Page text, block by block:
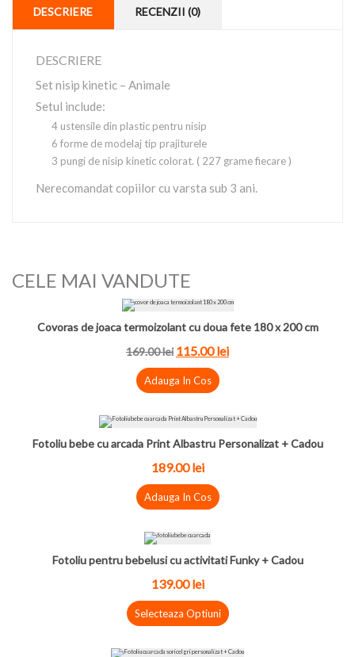
DESCRIERE RECENZII (0)
DESCRIERE
Set nisip kinetic – Animale
Setul include:
4 ustensile din plastic pentru nisip
6 forme de modelaj tip prajiturele
3 pungi de nisip kinetic colorat. ( 227 grame fiecare )
Nerecomandat copiilor cu varsta sub 3 ani.
CELE MAI VANDUTE
Covoras de joaca termoizolant cu doua fete 180 x 200 cm
169.00lei 115.00lei
Adauga In Cos
Fotoliu bebe cu arcada Print Albastru Personalizat + Cadou
189.00lei
Adauga In Cos
Fotoliu pentru bebelusi cu activitati Funky + Cadou
139.00lei
Selecteaza Optiuni